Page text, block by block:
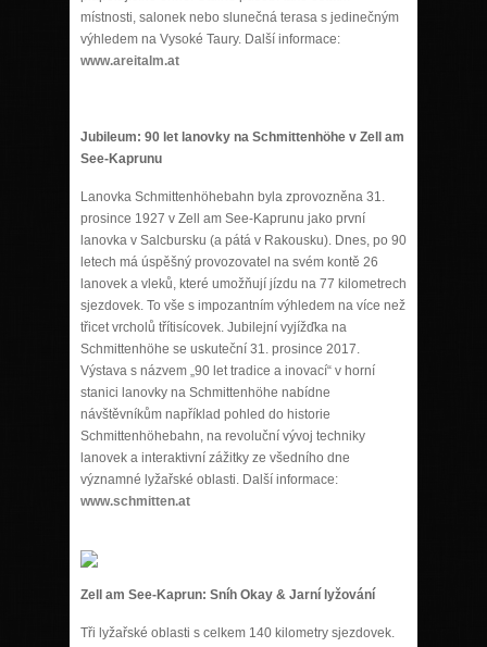
místnosti, salonek nebo slunečná terasa s jedinečným
výhledem na Vysoké Taury. Další informace:
www.areitalm.at
Jubileum: 90 let lanovky na Schmittenhöhe v Zell am
See-Kaprunu
Lanovka Schmittenhöhebahn byla zprovozněna 31.
prosince 1927 v Zell am See-Kaprunu jako první
lanovka v Salcbursku (a pátá v Rakousku). Dnes, po 90
letech má úspěšný provozovatel na svém kontě 26
lanovek a vleků, které umožňují jízdu na 77 kilometrech
sjezdovek. To vše s impozantním výhledem na více než
třicet vrcholů třítisícovek. Jubilejní vyjížďka na
Schmittenhöhe se uskuteční 31. prosince 2017.
Výstava s názvem „90 let tradice a inovací“ v horní
stanici lanovky na Schmittenhöhe nabídne
návštěvníkům například pohled do historie
Schmittenhöhebahn, na revoluční vývoj techniky
lanovek a interaktivní zážitky ze všedního dne
významné lyžařské oblasti. Další informace:
www.schmitten.at
Zell am See-Kaprun: Sníh Okay & Jarní lyžování
Tři lyžařské oblasti s celkem 140 kilometry sjezdovek.